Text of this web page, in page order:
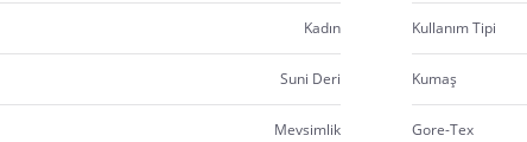
Kadın Kullanım Tipi
Suni Deri Kumaş
Mevsimlik Gore-Tex